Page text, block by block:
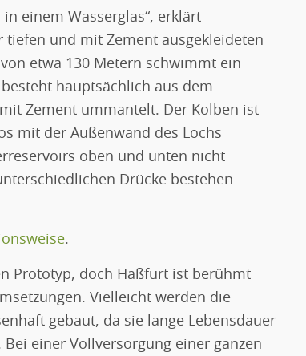
einem Wasserglas“, erklärt
tiefen und mit Zement ausgekleideten
etwa 130 Metern schwimmt ein
hauptsächlich aus dem
Zement ummantelt. Der Kolben ist
mit der Außenwand des Lochs
oben und unten nicht
Drücke bestehen
.
Prototyp, doch Haßfurt ist berühmt
Vielleicht werden die
gebaut, da sie lange Lebensdauer
einer Vollversorgung einer ganzen